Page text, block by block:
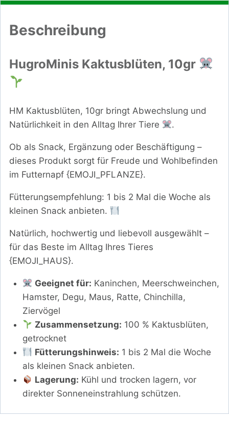
Beschreibung
HugroMinis Kaktusblüten, 10gr
HM Kaktusblüten, 10gr bringt Abwechslung und
Natürlichkeit in den Alltag Ihrer Tiere
.
Ob als Snack, Ergänzung oder Beschäftigung –
dieses Produkt sorgt für Freude und Wohlbefinden
im Futternapf {EMOJI_PFLANZE}.
Fütterungsempfehlung: 1 bis 2 Mal die Woche als
kleinen Snack anbieten.
Natürlich, hochwertig und liebevoll ausgewählt –
für das Beste im Alltag Ihres Tieres
{EMOJI_HAUS}.
Geeignet für: Kaninchen, Meerschweinchen,
Hamster, Degu, Maus, Ratte, Chinchilla,
Ziervögel
Zusammensetzung: 100 % Kaktusblüten,
getrocknet
Fütterungshinweis: 1 bis 2 Mal die Woche
als kleinen Snack anbieten.
Lagerung: Kühl und trocken lagern, vor
direkter Sonneneinstrahlung schützen.